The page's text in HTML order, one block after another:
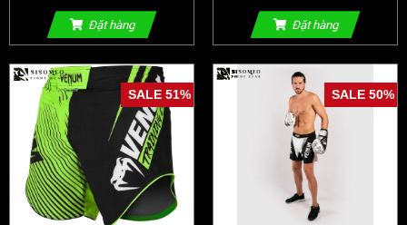
Đặt hàng Đặt hàng
SALE 51% SALE 50%